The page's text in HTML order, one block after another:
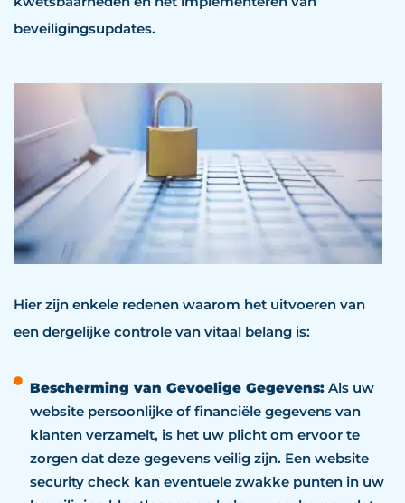
beveiligingsupdates.
Hier zijn enkele redenen waarom het uitvoeren van
een dergelijke controle van vitaal belang is:
Bescherming van Gevoelige Gegevens:Als uw
website persoonlijke of financiële gegevens van
klanten verzamelt, is het uw plicht om ervoor te
zorgen dat deze gegevens veilig zijn. Een website
security check kan eventuele zwakke punten in uw